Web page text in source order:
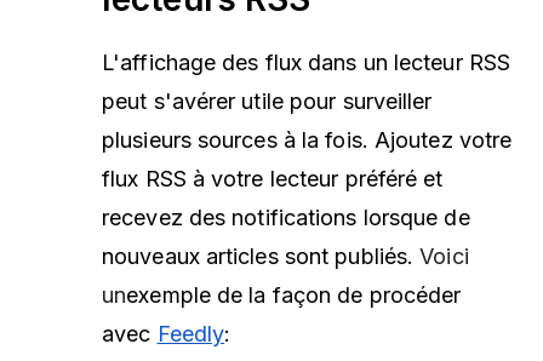
L'affichage des flux dans un lecteur RSS
peut s'avérer utile pour surveiller
plusieurs sources à la fois. Ajoutez votre
flux RSS à votre lecteur préféré et
recevez des notifications lorsque de
nouveaux articles sont publiés.Voici
unexemple de la façon de procéder
avec Feedly: